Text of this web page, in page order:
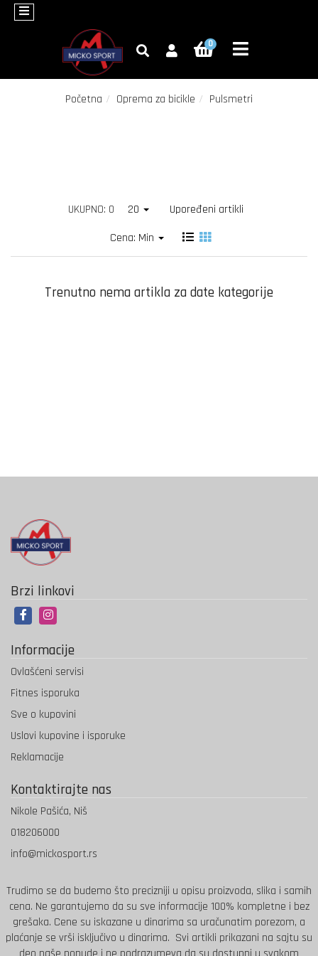
0
Oprema
Početna Oprema za bicikle Pulsmetri
UKUPNO: 0 20
Upoređeni artikli
Cena: Min
Trenutno nema artikla za date kategorije
Brzi linkovi
Informacije
Ovlašćeni servisi
Fitnes isporuka
Sve o kupovini
Uslovi kupovine i isporuke
Reklamacije
Kontaktirajte nas
Nikole Pašića, Niš
018206000
info@mickosport.rs
Trudimo se da budemo što precizniji u opisu proizvoda, slika i samih
cena. Ne garantujemo da su sve informacije 100% kompletne i bez
grešaka. Cene su iskazane u dinarima sa uračunatim porezom, a
plaćanje se vrši isključivo u dinarima. Svi artikli prikazani na sajtu su